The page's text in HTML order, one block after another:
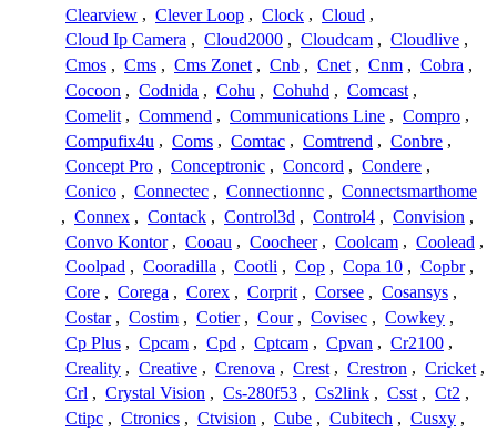
Clearview , Clever Loop , Clock , Cloud ,
Cloud Ip Camera , Cloud2000 , Cloudcam , Cloudlive ,
Cmos , Cms , Cms Zonet , Cnb , Cnet , Cnm , Cobra ,
Cocoon , Codnida , Cohu , Cohuhd , Comcast ,
Comelit , Commend , Communications Line , Compro ,
Compufix4u , Coms , Comtac , Comtrend , Conbre ,
Concept Pro , Conceptronic , Concord , Condere ,
Conico , Connectec , Connectionnc , Connectsmarthome
, Connex , Contack , Control3d , Control4 , Convision ,
Convo Kontor , Cooau , Coocheer , Coolcam , Coolead ,
Coolpad , Cooradilla , Cootli , Cop , Copa 10 , Copbr ,
Core , Corega , Corex , Corprit , Corsee , Cosansys ,
Costar , Costim , Cotier , Cour , Covisec , Cowkey ,
Cp Plus , Cpcam , Cpd , Cptcam , Cpvan , Cr2100 ,
Creality , Creative , Crenova , Crest , Crestron , Cricket ,
Crl , Crystal Vision , Cs-280f53 , Cs2link , Csst , Ct2 ,
Ctipc , Ctronics , Ctvision , Cube , Cubitech , Cusxy ,